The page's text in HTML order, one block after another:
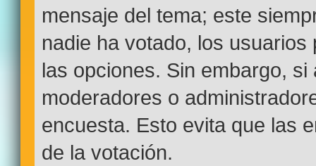
mensaje del tema; este
nadie ha votado, los
las opciones. Sin embargo,
moderadores o
encuesta. Esto evita que las
de la votación.